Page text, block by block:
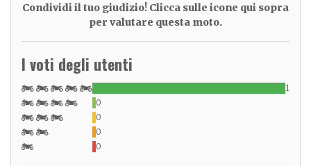
Condividi il tuo giudizio! Clicca sulle icone qui sopra
per valutare questa moto.
I voti degli utenti
1
0
0
0
0